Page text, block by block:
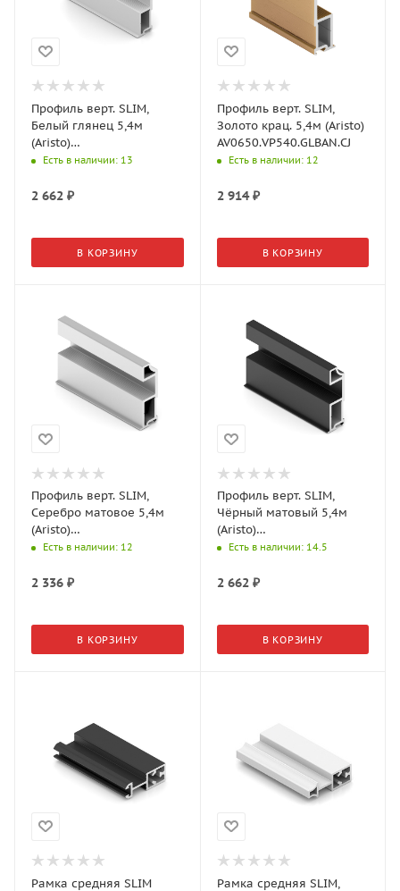
Профиль верт. SLIM,
Белый глянец 5,4м
(Aristo)
AV0650.VP540.WHGPC.CJ
Есть в наличии: 13
2 662 ₽
В КОРЗИНУ
Профиль верт. SLIM,
Золото крац. 5,4м (Aristo)
AV0650.VP540.GLBAN.CJ
Есть в наличии: 12
2 914₽
В КОРЗИНУ
Профиль верт. SLIM,
Серебро матовое 5,4м
(Aristo)
AV0650.VP540.SLMAN.CJ
Есть в наличии: 12
2 336 ₽
В КОРЗИНУ
Профиль верт. SLIM,
Чёрный матовый 5,4м
(Aristo)
AV0650.VP540.BKSPC.CJ
Есть в наличии: 14.5
2 662₽
В КОРЗИНУ
Рамка средняя SLIM Рамка средняя SLIM,